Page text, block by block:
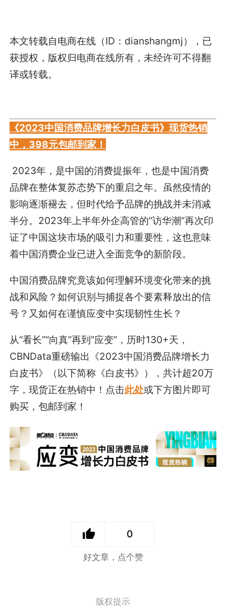
本文转载自电商在线（ID：dianshangmj），已
获授权，版权归电商在线所有，未经许可不得翻
译或转载。
《2023中国消费品牌增长力白皮书》现货热销
中，398元包邮到家！
2023年，是中国的消费提振年，也是中国消费
品牌在整体复苏态势下的重启之年。虽然疫情的
影响逐渐褪去，但时代给予品牌的挑战并未消减
半分。2023年上半年外企高管的“访华潮”再次印
证了中国这块市场的吸引力和重要性，这也意味
着中国消费企业已进入全面竞争的新阶段。
中国消费品牌究竟该如何理解环境变化带来的挑
战和风险？如何识别与捕捉各个要素释放出的信
号？又如何在谨慎应变中实现韧性生长？
从“看长”“向真”再到“应变”，历时130+天，
CBNData重磅输出《2023中国消费品牌增长力
白皮书》（以下简称《白皮书》），共计超20万
字，现货正在热销中！点击此处或下方图片即可
购买，包邮到家！
0
好文章，点个赞
版权提示